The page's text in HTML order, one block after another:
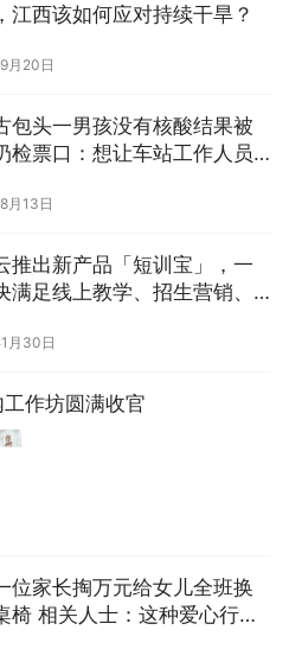
江西该如何应对持续干旱？
月20日
包头一男孩没有核酸结果被
检票口：想让车站工作人员
月13日
推出新产品「短训宝」，一
满足线上教学、招生营销、
月30日
作坊圆满收官
位家长掏万元给女儿全班换
椅 相关人士：这种爱心行